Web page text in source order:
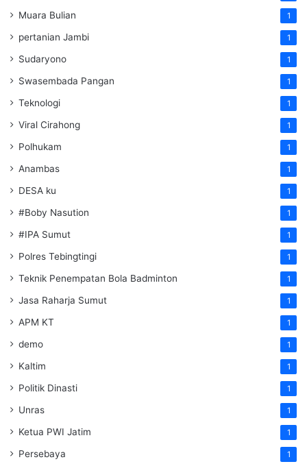
Muara Bulian 1
pertanian Jambi 1
Sudaryono 1
Swasembada Pangan 1
Teknologi 1
Viral Cirahong 1
Polhukam 1
Anambas 1
DESA ku 1
#Boby Nasution 1
#IPA Sumut 1
Polres Tebingtingi 1
Teknik Penempatan Bola Badminton 1
Jasa Raharja Sumut 1
APM KT 1
demo 1
Kaltim 1
Politik Dinasti 1
Unras 1
Ketua PWI Jatim 1
Persebaya 1